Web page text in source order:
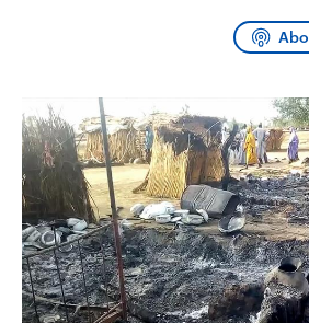
Wahlprogramme, aktuelle Berichte
Wahl.
Audio-Archiv